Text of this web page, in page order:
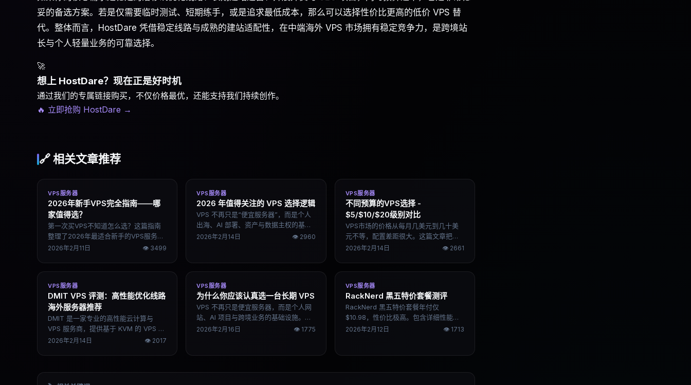
妥的备选方案。若是仅需要临时测试、短期练手，或是追求最低成本，那么可以选择性价比更高的低价 VPS 替
代。整体而言，HostDare 凭借稳定线路与成熟的建站适配性，在中端海外 VPS 市场拥有稳定竞争力，是跨境站
长与个人轻量业务的可靠选择。
🚀
想上 HostDare？现在正是好时机
通过我们的专属链接购买，不仅价格最优，还能支持我们持续创作。
🔥 立即抢购 HostDare →
🔗 相关文章推荐
VPS服务器
2026年新手VPS完全指南——哪
家值得选？
第一次买VPS不知道怎么选？这篇指南
整理了2026年最适合新手的VPS服务
商，包括DigitalOcean、Vultr、Linode
2026年2月11日 👁 3499
VPS服务器
2026 年值得关注的 VPS 选择逻辑
VPS 不再只是“便宜服务器”，而是个人
出海、AI 部署、资产与数据主权的基础
设施。2026 年选 VPS，不拼价格战，
2026年2月14日 👁 2960
VPS服务器
不同预算的VPS选择 -
$5/$10/$20级别对比
VPS市场的价格从每月几美元到几十美
元不等，配置差距很大。这篇文章把
$5、$10、$20三个常见预算档位说清楚
2026年2月14日 👁 2661
VPS服务器
DMIT VPS 评测：高性能优化线路
海外服务器推荐
DMIT 是一家专业的高性能云计算与
VPS 服务商，提供基于 KVM 的 VPS 实
例、专用云和裸金属服务器，强调硬件
2026年2月14日 👁 2017
VPS服务器
为什么你应该认真选一台长期 VPS
VPS 不再只是便宜服务器，而是个人网
站、AI 项目与跨境业务的基础设施。
2026 年选择 VPS，核心不是价格，而
以上的服务器。
2026年2月16日 👁 1775
VPS服务器
RackNerd 黑五特价套餐测评
RackNerd 黑五特价套餐年付仅
$10.98，性价比极高。包含详细性能测
试数据。
2026年2月12日 👁 1713